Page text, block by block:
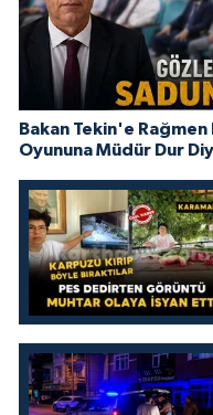
Bakan Tekin'e
Oyununa Müdür Dur